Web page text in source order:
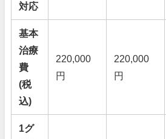
対応
基本
治療
費
(税
込)
220,000
円
220,000
円
1グ